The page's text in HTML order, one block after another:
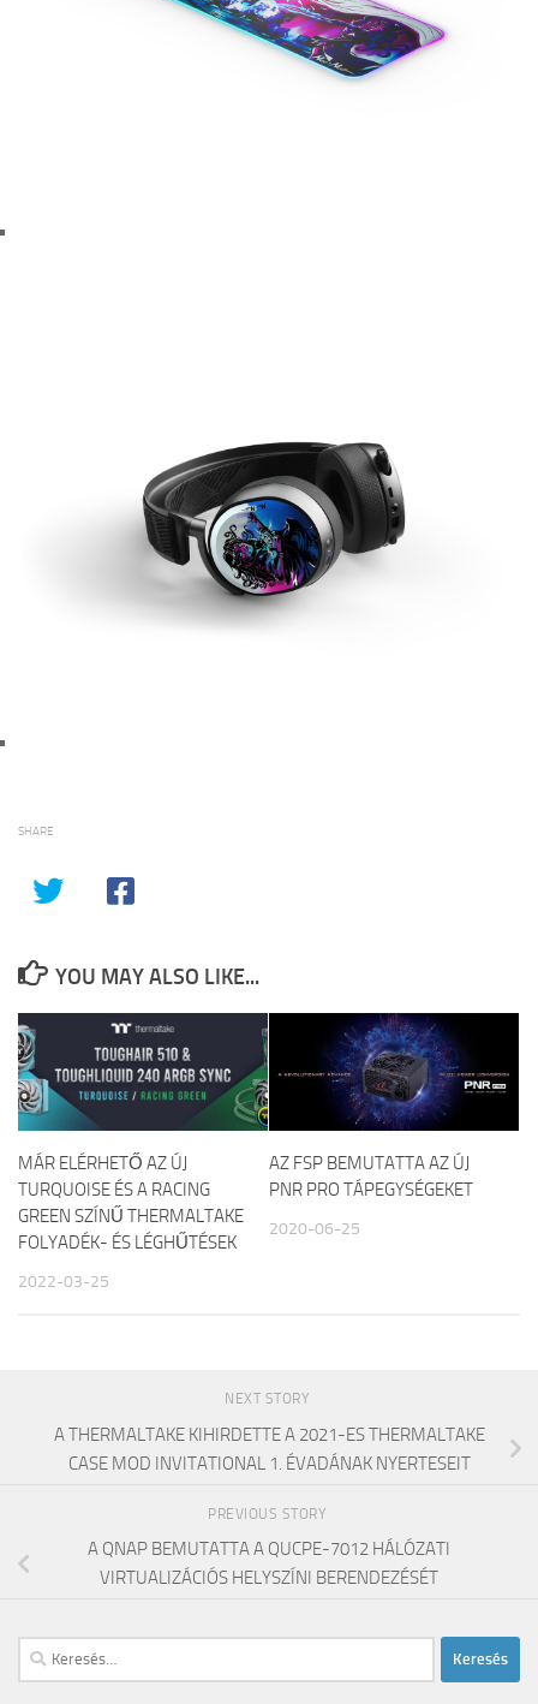
SHARE
YOU MAY ALSO LIKE...
MÁR ELÉRHETŐ AZ ÚJ
TURQUOISE ÉS A RACING
GREEN SZÍNŰ THERMALTAKE
FOLYADÉK- ÉS LÉGHŰTÉSEK
2022-03-25
AZ FSP BEMUTATTA AZ ÚJ
PNR PRO TÁPEGYSÉGEKET
2020-06-25
NEXT STORY
A THERMALTAKE KIHIRDETTE A 2021-ES THERMALTAKE
CASE MOD INVITATIONAL 1. ÉVADÁNAK NYERTESEIT
PREVIOUS STORY
A QNAP BEMUTATTA A QUCPE-7012 HÁLÓZATI
VIRTUALIZÁCIÓS HELYSZÍNI BERENDEZÉSÉT
Keresés: